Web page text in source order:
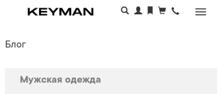
Блог
Мужская одежда